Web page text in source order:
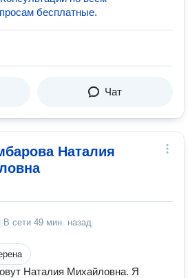
бесплатные.
Чат
Наталия
В сети 49 мин. назад
Наталия Михайловна. Я